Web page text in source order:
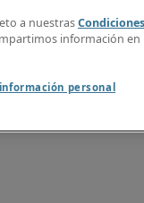
a nuestras
información
personal